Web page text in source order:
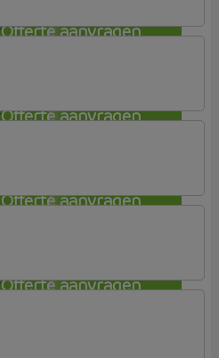
Offerte aanvragen
Offerte aanvragen
Offerte aanvragen
Offerte aanvragen